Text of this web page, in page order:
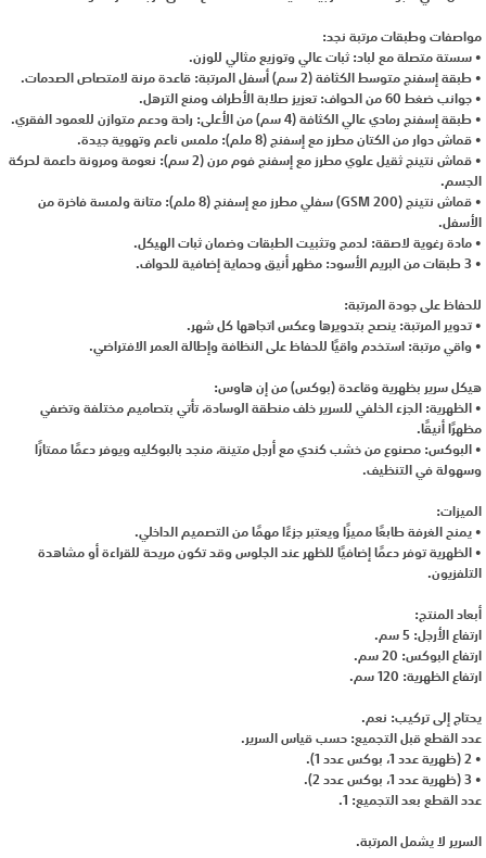
مواصفات وطبقات مرتبة نجد:
• سستة متصلة مع لباد: ثبات عالي وتوزيع مثالي للوزن.
• طبقة إسفنج متوسط الكثافة (2 سم) أسفل المرتبة: قاعدة مرنة لامتصاص الصدمات.
• جوانب ضغط 60 من الحواف: تعزيز صلابة الأطراف ومنع الترهل.
• طبقة إسفنج رمادي عالي الكثافة (4 سم) من الأعلى: راحة ودعم متوازن للعمود الفقري.
• قماش دوار من الكتان مطرز مع إسفنج (8 ملم): ملمس ناعم وتهوية جيدة.
• قماش نتينج ثقيل علوي مطرز مع إسفنج فوم مرن (2 سم): نعومة ومرونة داعمة لحركة
الجسم.
• قماش نتينج (200 GSM) سفلي مطرز مع إسفنج (8 ملم): متانة ولمسة فاخرة من
الأسفل.
• مادة رغوية لاصقة: لدمج وتثبيت الطبقات وضمان ثبات الهيكل.
• 3 طبقات من البريم الأسود: مظهر أنيق وحماية إضافية للحواف.
للحفاظ على جودة المرتبة:
• تدوير المرتبة: ينصح بتدويرها وعكس اتجاهها كل شهر.
• واقي مرتبة: استخدم واقيًا للحفاظ على النظافة وإطالة العمر الافتراضي.
هيكل سرير بظهرية وقاعدة (بوكس) من إن هاوس:
• الظهرية: الجزء الخلفي للسرير خلف منطقة الوسادة، تأتي بتصاميم مختلفة وتضفي
مظهرًا أنيقًا.
• البوكس: مصنوع من خشب كندي مع أرجل متينة، منجد بالبوكليه ويوفر دعمًا ممتازًا
وسهولة في التنظيف.
الميزات:
• يمنح الغرفة طابعًا مميزًا ويعتبر جزءًا مهمًا من التصميم الداخلي.
• الظهرية توفر دعمًا إضافيًا للظهر عند الجلوس وقد تكون مريحة للقراءة أو مشاهدة
التلفزيون.
أبعاد المنتج:
ارتفاع الأرجل: 5 سم.
ارتفاع البوكس: 20 سم.
ارتفاع الظهرية: 120 سم.
يحتاج إلى تركيب: نعم.
عدد القطع قبل التجميع: حسب قياس السرير.
• 2 (ظهرية عدد 1، بوكس عدد 1).
• 3 (ظهرية عدد 1، بوكس عدد 2).
عدد القطع بعد التجميع: 1.
السرير لا يشمل المرتبة.